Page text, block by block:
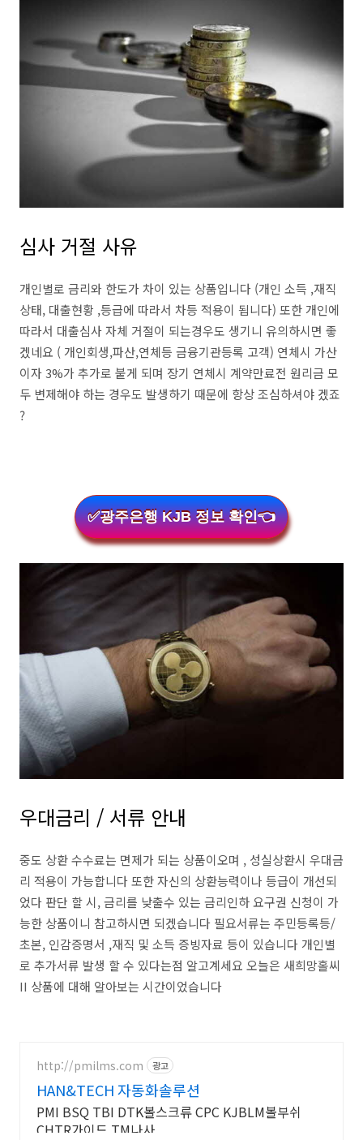
심사 거절 사유
개인별로 금리와 한도가 차이 있는 상품입니다 (개인 소득 ,재직
상태, 대출현황 ,등급에 따라서 차등 적용이 됩니다) 또한 개인에
따라서 대출심사 자체 거절이 되는경우도 생기니 유의하시면 좋
겠네요 ( 개인회생,파산,연체등 금융기관등록 고객) 연체시 가산
이자 3%가 추가로 붙게 되며 장기 연체시 계약만료전 원리금 모
두 변제해야 하는 경우도 발생하기 때문에 항상 조심하셔야 겠죠
?
✅광주은행 KJB 정보 확인👈
우대금리 / 서류 안내
중도 상환 수수료는 면제가 되는 상품이오며 , 성실상환시 우대금
리 적용이 가능합니다 또한 자신의 상환능력이나 등급이 개선되
었다 판단 할 시, 금리를 낮출수 있는 금리인하 요구권 신청이 가
능한 상품이니 참고하시면 되겠습니다 필요서류는 주민등록등/
초본, 인감증명서 ,재직 및 소득 증빙자료 등이 있습니다 개인별
로 추가서류 발생 할 수 있다는점 알고계세요 오늘은 새희망홀씨
II 상품에 대해 알아보는 시간이었습니다
http://pmilms.com 광고
HAN&TECH 자동화솔루션
PMI BSQ TBI DTK볼스크류 CPC KJBLM볼부쉬
CHTR가이드 TM나사